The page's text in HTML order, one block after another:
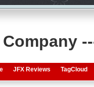
JFX Reviews TagCloud